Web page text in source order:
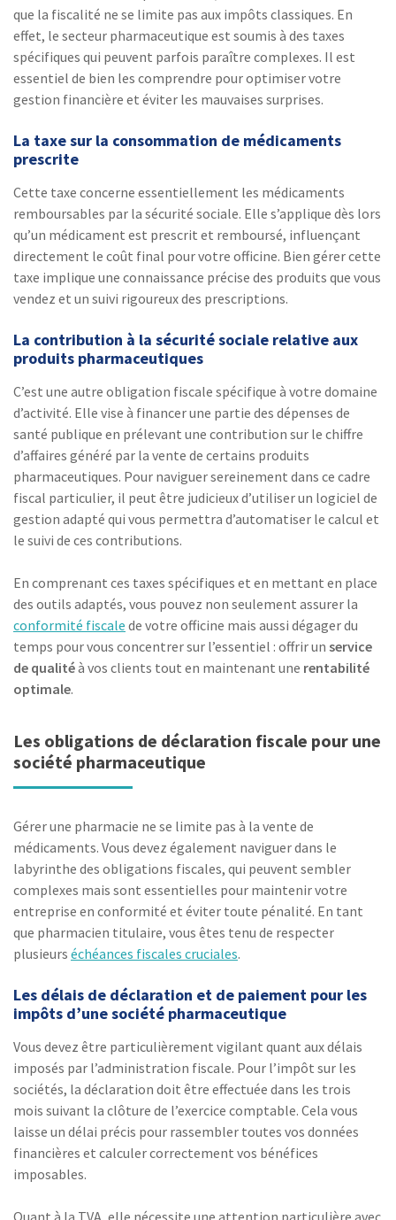
que la fiscalité ne se limite pas aux impôts classiques. En
effet, le secteur pharmaceutique est soumis à des taxes
spécifiques qui peuvent parfois paraître complexes. Il est
essentiel de bien les comprendre pour optimiser votre
gestion financière et éviter les mauvaises surprises.
La taxe sur la consommation de médicaments
prescrite
Cette taxe concerne essentiellement les médicaments
remboursables par la sécurité sociale. Elle s’applique dès lors
qu’un médicament est prescrit et remboursé, influençant
directement le coût final pour votre officine. Bien gérer cette
taxe implique une connaissance précise des produits que vous
vendez et un suivi rigoureux des prescriptions.
La contribution à la sécurité sociale relative aux
produits pharmaceutiques
C’est une autre obligation fiscale spécifique à votre domaine
d’activité. Elle vise à financer une partie des dépenses de
santé publique en prélevant une contribution sur le chiffre
d’affaires généré par la vente de certains produits
pharmaceutiques. Pour naviguer sereinement dans ce cadre
fiscal particulier, il peut être judicieux d’utiliser un logiciel de
gestion adapté qui vous permettra d’automatiser le calcul et
le suivi de ces contributions.
En comprenant ces taxes spécifiques et en mettant en place
des outils adaptés, vous pouvez non seulement assurer la
conformité fiscale de votre officine mais aussi dégager du
temps pour vous concentrer sur l’essentiel : offrir un service
de qualitéà vos clients tout en maintenant une rentabilité
optimale.
Les obligations de déclaration fiscale pour une
société pharmaceutique
Gérer une pharmacie ne se limite pas à la vente de
médicaments. Vous devez également naviguer dans le
labyrinthe des obligations fiscales, qui peuvent sembler
complexes mais sont essentielles pour maintenir votre
entreprise en conformité et éviter toute pénalité. En tant
que pharmacien titulaire, vous êtes tenu de respecter
plusieurs échéances fiscales cruciales.
Les délais de déclaration et de paiement pour les
impôts d’une société pharmaceutique
Vous devez être particulièrement vigilant quant aux délais
imposés par l’administration fiscale. Pour l’impôt sur les
sociétés, la déclaration doit être effectuée dans les trois
mois suivant la clôture de l’exercice comptable. Cela vous
laisse un délai précis pour rassembler toutes vos données
financières et calculer correctement vos bénéfices
imposables.
Quant à la TVA, elle nécessite une attention particulière avec